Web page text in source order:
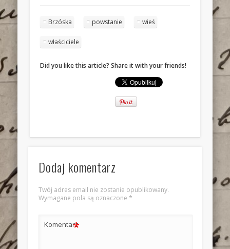
Brzóska powstanie wieś
właściciele
Did you like this article? Share it with your friends!
Dodaj komentarz
Twój adres email nie zostanie opublikowany.
Wymagane pola są oznaczone *
Komentarz
*